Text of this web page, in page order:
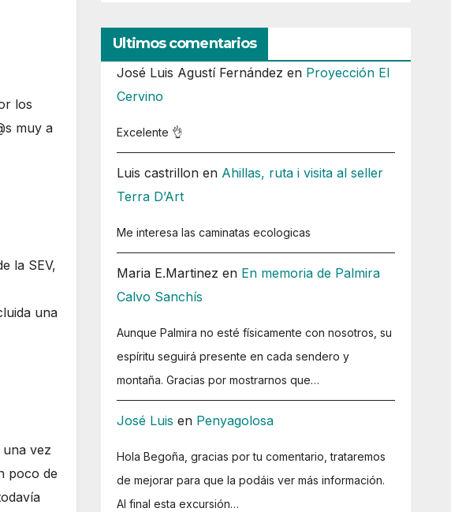
los
muy a
la SEV,
una
vez
poco de
Ultimos comentarios
José Luis Agustí Fernández en Proyección El
Cervino
Excelente 👌
Luis castrillon en Ahillas, ruta i visita al seller
Terra D’Art
Me interesa las caminatas ecologicas
Maria E.Martinez en En memoria de Palmira
Calvo Sanchís
Aunque Palmira no esté físicamente con nosotros, su
espíritu seguirá presente en cada sendero y
montaña. Gracias por mostrarnos que…
José Luis en Penyagolosa
Hola Begoña, gracias por tu comentario, trataremos
de mejorar para que la podáis ver más información.
Al final esta excursión…